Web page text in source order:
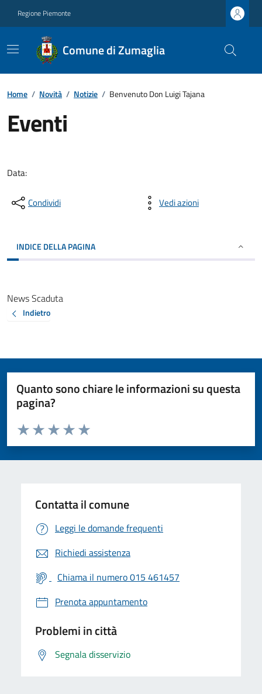
Regione Piemonte
Comune di Zumaglia
Home / Novità / Notizie / Benvenuto Don Luigi Tajana
Eventi
Data:
Condividi Vedi azioni
INDICE DELLA PAGINA
News Scaduta
Indietro
Quanto sono chiare le informazioni su questa
pagina?
Valuta da 1 a 5 stelle la pagina
Valuta 5 stelle su 5
Valuta 4 stelle su 5
Valuta 3 stelle su 5
Valuta 2 stelle su 5
Valuta 1 stelle su 5
Contatta il comune
Leggi le domande frequenti
Richiedi assistenza
Chiama il numero 015 461457
Prenota appuntamento
Problemi in città
Segnala disservizio